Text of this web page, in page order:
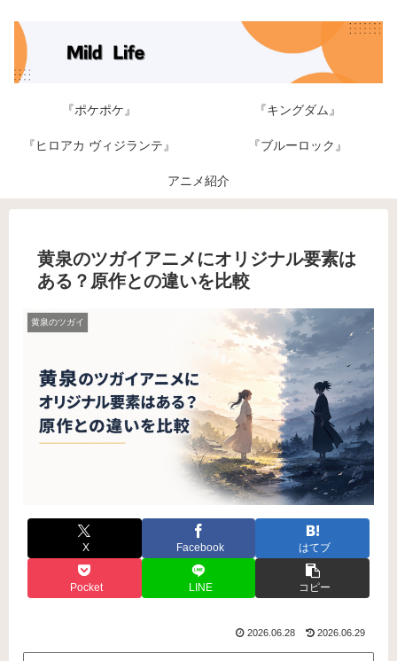
『ポケポケ』 『キングダム』
『ヒロアカ ヴィジランテ』 『ブルーロック』
アニメ紹介
黄泉のツガイアニメにオリジナル要素は
ある？原作との違いを比較
黄泉のツガイ
X Facebook はてブ
Pocket LINE コピー
2026.06.28 2026.06.29